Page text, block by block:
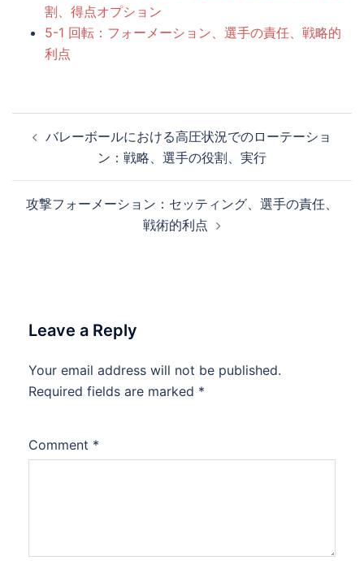
割、得点オプション
5-1 回転：フォーメーション、選手の責任、戦略的
利点
navigation
バレーボールにおける高圧状況でのローテーショ
ン：戦略、選手の役割、実行
攻撃フォーメーション：セッティング、選手の責任、
戦術的利点
Leave a Reply
Your email address will not be published.
Required fields are marked *
Comment *